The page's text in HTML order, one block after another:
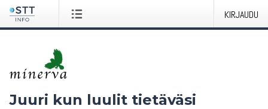
KIRJAUDU
Juuri kun luulit tietäväsi